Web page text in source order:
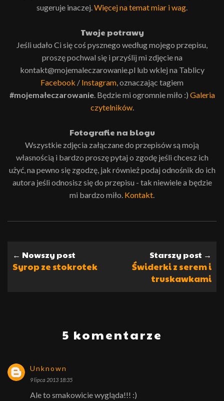
sugeruje inaczej. Więcej na temat miar i wag
Twoje potrawy
Jeśli udało Ci się coś pysznego według mojego przepisu,
proszę pochwal się i przyślij mi zdjęcie na
kontakt@mojemaleczarowanie.pl lub wklej na Tablicy
Facebook / Instagram , oznaczając tagiem
#mojemałeczarowanie. Będzie mi ogromnie miło :) Galeria
czytelników.
Fotografie na blogu
Wszystkie zdjęcia załączane do przepisów są moją
własnością i bardzo proszę pytaj o zgodę jeśli chcesz ich
użyć, na pewno się zgodzę, jak również podaj odnośnik do ich
autora jeśli odnosisz się do przepisu - tak niewiele a będzie
mi bardzo miło. Kontakt
← Nowszy post
Syrop ze stokrotek
Starszy post →
Świderki z serem i
truskawkami
5 komentarze
Unknown
9 lipca 2013 18:35
Ale to smakowicie wygląda!!! :)